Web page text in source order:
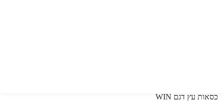
כסאות עץ דגם WIN